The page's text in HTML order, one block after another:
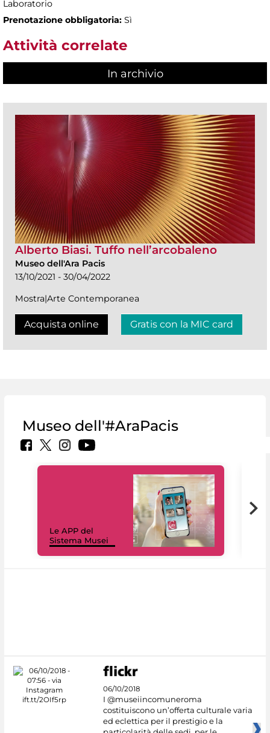
Laboratorio
Prenotazione obbligatoria: Sì
Attività correlate
In archivio
Alberto Biasi. Tuffo nell’arcobaleno
Museo dell'Ara Pacis
13/10/2021 - 30/04/2022
Mostra|Arte Contemporanea
Acquista online Gratis con la MIC card
Museo dell'#AraPacis
Le APP del
Sistema Musei
06/10/2018
I @museiincomuneroma
costituiscono un’offerta culturale varia
ed eclettica per il prestigio e la